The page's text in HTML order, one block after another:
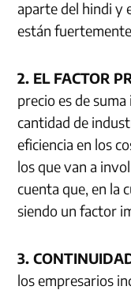
aparte del hindi y
están
2. EL FACTOR
precio es de
cantidad de
eficiencia en los
los que van a
cuenta que, en la
siendo un factor
3.
los empresarios